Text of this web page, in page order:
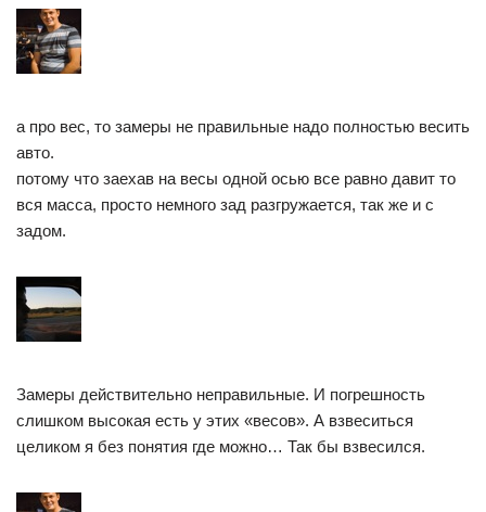
а про вес, то замеры не правильные надо полностью весить
авто.
потому что заехав на весы одной осью все равно давит то
вся масса, просто немного зад разгружается, так же и с
задом.
Замеры действительно неправильные. И погрешность
слишком высокая есть у этих «весов». А взвеситься
целиком я без понятия где можно… Так бы взвесился.